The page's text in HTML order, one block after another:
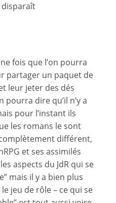
fois que l’on pourra
partager un paquet de
leur jeter des dés
pourra dire qu’il n’y a
pour l’instant ils
les romans le sont
différent,
et ses assimilés
aspects du JdR qui se
mais il y a bien plus
jeu de rôle – ce qui se